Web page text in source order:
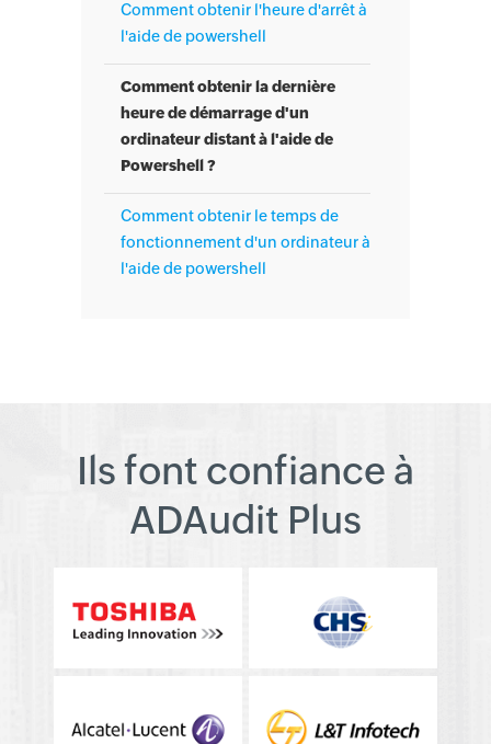
Comment obtenir l'heure d'arrêt à
l'aide de powershell
Comment obtenir la dernière
heure de démarrage d'un
ordinateur distant à l'aide de
Powershell ?
Comment obtenir le temps de
fonctionnement d'un ordinateur à
l'aide de powershell
Ils font confiance à
ADAudit Plus